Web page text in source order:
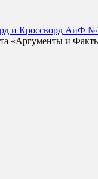
и Кроссворд АиФ
«Аргументы и